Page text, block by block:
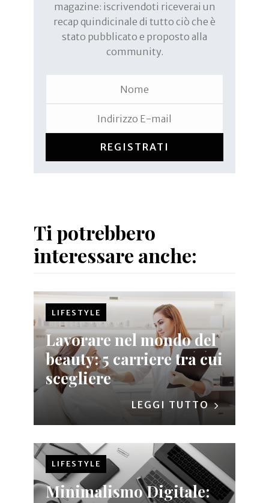
magazine: iscrivendoti riceverai un
recap quindicinale di tutto ciò che è
stato pubblicato e proposto alla
community.
REGISTRATI
Ti potrebbero
interessare anche:
LIFESTYLE
Lavorare nel mondo del
beauty: 5 carriere tra cui
scegliere
LEGGI TUTTO
LIFESTYLE
Minimalismo Digitale: